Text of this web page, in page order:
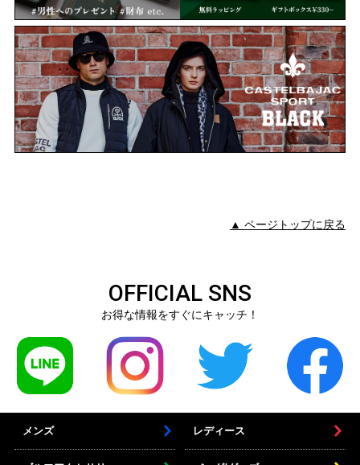
▲ ページトップに戻る
OFFICIAL SNS
お得な情報をすぐにキャッチ！
メンズ レディース